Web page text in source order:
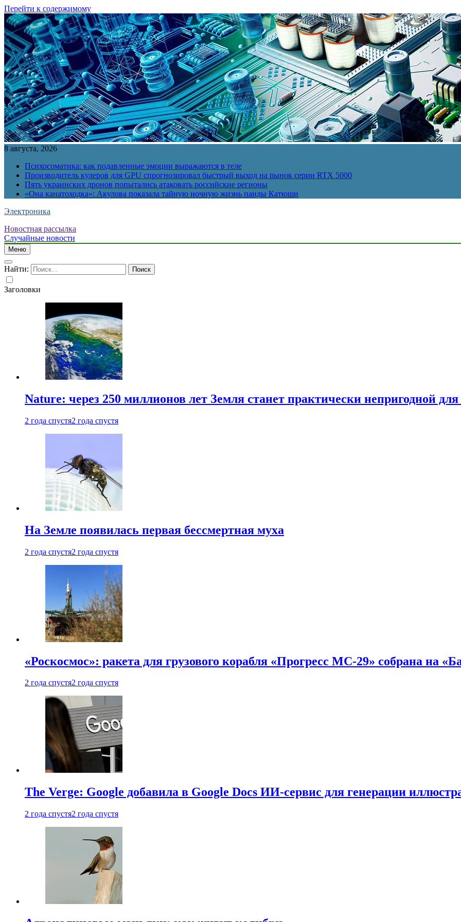
Перейти к содержимому
8 августа, 2026
Психосоматика: как подавленные эмоции выражаются в теле
Производитель кулеров для GPU спрогнозировал быстрый выход на рынок серии RTX 5000
Пять украинских дронов попытались атаковать российские регионы
«Она канатоходка»: Акулова показала тайную ночную жизнь панды Катюши
Электроника
Новостная рассылка
Случайные новости
Меню
Найти:
Заголовки
Nature: через 250 миллионов лет Земля станет практически непригодной
2 года спустя2 года спустя
На Земле появилась первая бессмертная муха
2 года спустя2 года спустя
«Роскосмос»: ракета для грузового корабля «Прогресс МС-29» собрана на
2 года спустя2 года спустя
The Verge: Google добавила в Google Docs ИИ-сервис для генерации
2 года спустя2 года спустя